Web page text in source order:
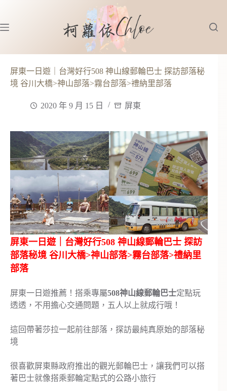
主
內
屏東一日遊｜台灣好行508 神山線郵輪巴士 探訪部落秘
境 谷川大橋>神山部落>霧台部落>禮納里部落
2020 年 9 月 15 日 屏東
屏東一日遊｜台灣好行508 神山線郵輪巴士 探訪
部落秘境 谷川大橋>神山部落>霧台部落>禮納里
部落
屏東一日遊推薦！搭乘專屬508神山線郵輪巴士定點玩
透透，不用擔心交通問題，五人以上就成行哦！
這回帶著莎拉一起前往部落，探訪最純真原始的部落秘
境
很喜歡屏東縣政府推出的觀光郵輪巴士，讓我們可以搭
著巴士就像搭乘郵輪定點式的公路小旅行